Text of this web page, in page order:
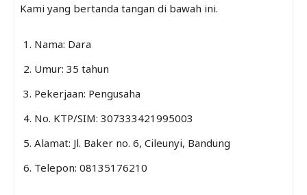
Kami yang bertanda tangan di bawah ini.
Nama: Dara
Umur: 35 tahun
Pekerjaan: Pengusaha
No. KTP/SIM: 307333421995003
Alamat: Jl. Baker no. 6, Cileunyi, Bandung
Telepon: 08135176210